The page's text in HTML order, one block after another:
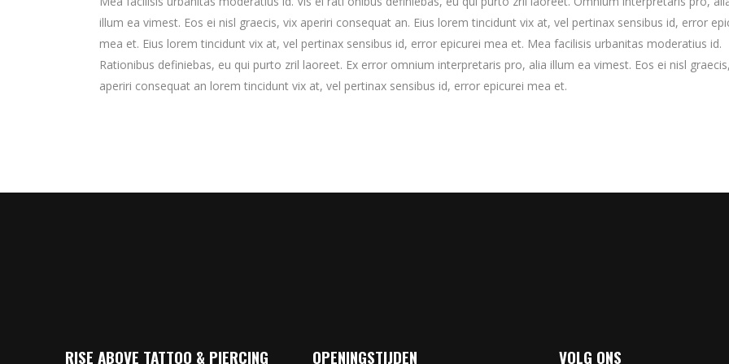
illum ea vimest. Eos ei nisl graecis, vix aperiri consequat an. Eius lorem tincidunt vix at, vel pertinax sensibus id, error
mea et. Eius lorem tincidunt vix at, vel pertinax sensibus id, error epicurei mea et. Mea facilisis urbanitas moderatius id.
Rationibus definiebas, eu qui purto zril laoreet. Ex error omnium interpretaris pro, alia illum ea vimest. Eos ei nisl
aperiri consequat an lorem tincidunt vix at, vel pertinax sensibus id, error epicurei mea et.
RISE ABOVE TATTOO & PIERCING OPENINGSTIJDEN VOLG ONS